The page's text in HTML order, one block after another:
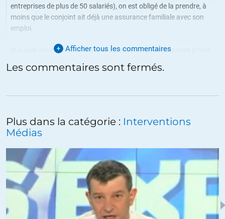
entreprises de plus de 50 salariés), on est obligé de la prendre, à
moins que le conjoint ait déjà une assurance familiale avec son
emploi.
Si aucun des membres du foyer n’a accès à une assurance privée
gouvernementale, payante en fonction du revenu familial, et qui
sont en quelques sortes des fonctionnaires, car payés directement
par l’état, l’accès aux médicaments est soit public, soit privé selon
les possibilités de chacun.
ALERTER
Gaïa// 19.03.2015 à 19h02
J’ajouterai que dans le cas du Québec pour avoir un médecin de
famille, il faut se lever tôt. Beaucoup de Québécois n’en ont pas.
Afficher tous les commentaires
Les commentaires sont fermés.
Plus dans la catégorie : Interventions
Médias